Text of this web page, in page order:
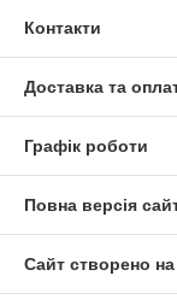
Контакти
Доставка та
Графік роботи
Повна версія
Сайт створено на